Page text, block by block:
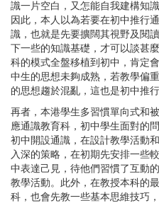
識一片空白，又怎能自我建構知
因此，本人以為若要在初中推行
識，也就是先要擴闊其視野及閱
下一些的知識基礎，才可以談甚
科的模式全盤移植到初中，肯定
中生的思想未夠成熟，若教學偏
的思想趨於混亂，這也是初中推
再者，本港學生多習慣單向式和
應通識教育科，初中學生面對的
初中開設通識，在設計教學活動
入深的策略，在初期先安排一些
中表達己見，待他們習慣了互動
教學活動。此外，在教授本科的
科，也會先教一些基本思維技巧